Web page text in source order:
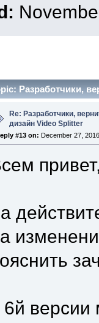
Разработчики,
Re: Разработчики,
дизайн Video Splitter
#13 on: December 27,
6й